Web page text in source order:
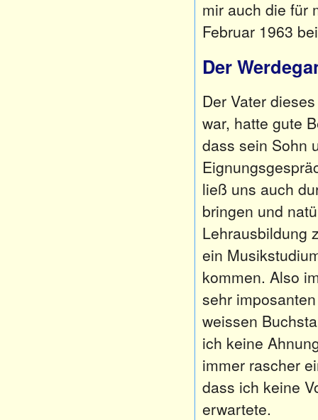
mir auch die für
Februar 1963
Der
Der Vater
war, hatte gute
dass sein Sohn
ließ uns auch
bringen und
Lehrausbildung
ein
kommen. Also
sehr
weissen
ich keine
immer rascher
dass ich keine
erwartete.